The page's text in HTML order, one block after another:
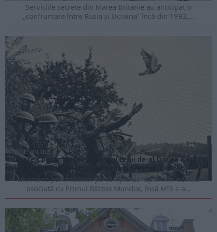
Serviciile secrete din Marea Britanie au anticipat o
„confruntare între Rusia și Ucraina” încă din 1992,...
ARTICOLE ONLINE
Utilizarea porumbeilor în timpul celui de-al Doilea Război
Mondial. Tradiție păstrată din timpul Marelui Război
Utilizarea porumbeilor pe câmpul de luptă este adesea
asociată cu Primul Război Mondial, însă MI5 s-a...